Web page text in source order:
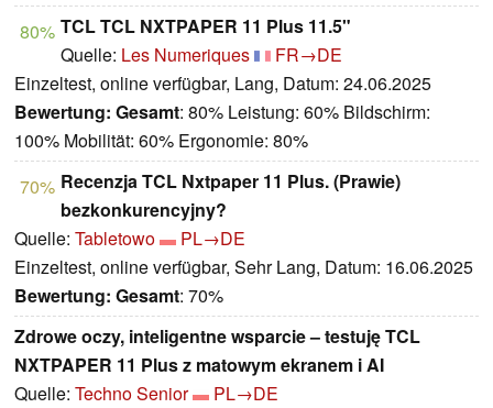
80% TCL TCL NXTPAPER 11 Plus 11.5"
Quelle: Les Numeriques
FR→DE
Einzeltest, online verfügbar, Lang, Datum: 24.06.2025
Bewertung: Gesamt: 80% Leistung: 60% Bildschirm:
100% Mobilität: 60% Ergonomie: 80%
70% Recenzja TCL Nxtpaper 11 Plus. (Prawie)
bezkonkurencyjny?
Quelle: Tabletowo
PL→DE
Einzeltest, online verfügbar, Sehr Lang, Datum: 16.06.2025
Bewertung: Gesamt: 70%
Zdrowe oczy, inteligentne wsparcie – testuję TCL
NXTPAPER 11 Plus z matowym ekranem i AI
Quelle: Techno Senior
PL→DE